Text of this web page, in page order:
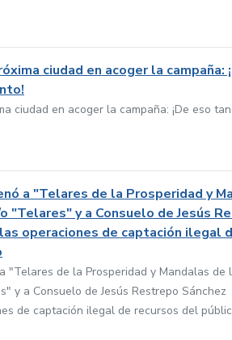
ciudad en acoger la campaña:
ciudad en acoger la campaña: ¡De eso
a "Telares de la Prosperidad y
"Telares" y a Consuelo de Jesús
operaciones de captación ilegal
"Telares de la Prosperidad y Mandalas de
y a Consuelo de Jesús Restrepo Sánchez
de captación ilegal de recursos del